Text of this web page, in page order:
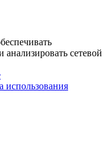
сетевой
использования